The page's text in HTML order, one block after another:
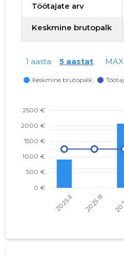
Töötajate arv
Keskmine brutopalk
1 aasta 5 aastat MAX